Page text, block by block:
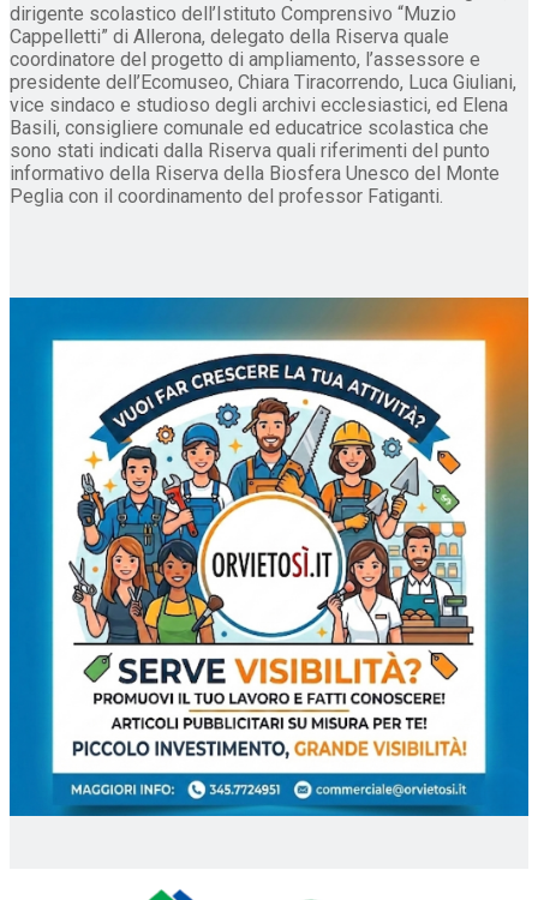
dirigente scolastico dell’Istituto Comprensivo “Muzio
Cappelletti” di Allerona, delegato della Riserva quale
coordinatore del progetto di ampliamento, l’assessore e
presidente dell’Ecomuseo, Chiara Tiracorrendo, Luca Giuliani,
vice sindaco e studioso degli archivi ecclesiastici, ed Elena
Basili, consigliere comunale ed educatrice scolastica che
sono stati indicati dalla Riserva quali riferimenti del punto
informativo della Riserva della Biosfera Unesco del Monte
Peglia con il coordinamento del professor Fatiganti.